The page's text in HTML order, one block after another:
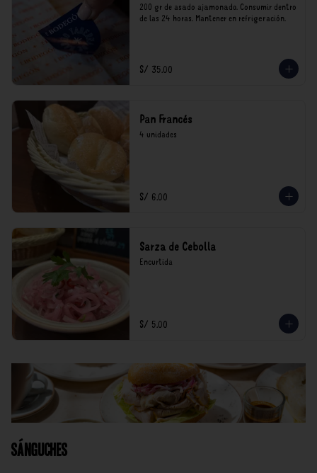
200 gr de asado ajamonado. Consumir dentro
de las 24 horas. Mantener en refrigeración.
S/ 35.00
Pan Francés
4 unidades
S/ 6.00
Sarza de Cebolla
Encurtida
S/ 5.00
Sánguches